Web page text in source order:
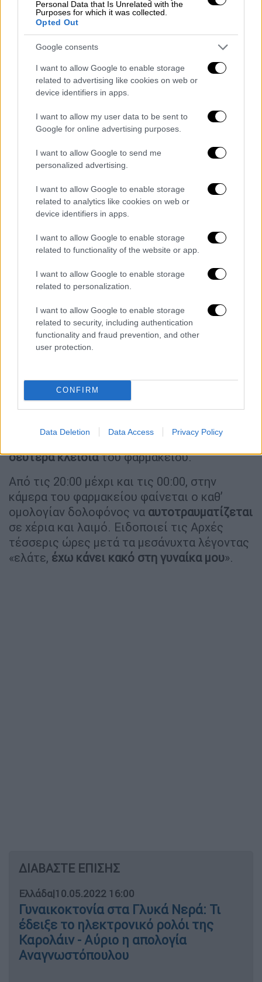
Personal Data that Is Unrelated with the
Purposes for which it was collected.
Opted Out
Google consents
I want to allow Google to enable storage
related to advertising like cookies on web or
device identifiers in apps.
I want to allow my user data to be sent to
Google for online advertising purposes.
I want to allow Google to send me
personalized advertising.
I want to allow Google to enable storage
related to analytics like cookies on web or
device identifiers in apps.
I want to allow Google to enable storage
related to functionality of the website or app.
I want to allow Google to enable storage
related to personalization.
I want to allow Google to enable storage
related to security, including authentication
functionality and fraud prevention, and other
user protection.
CONFIRM
Data Deletion Data Access Privacy Policy
να μπαίνει στον χώρο στις 16:00 της
περασμένης Πέμπτης. Λίγη ώρα μετά το
ζευγάρικαυγαδίζεικαι η κοπέλα φαίνεται να
πηγαίνει στο κουζινάκι του φαρμακείου.
Η επόμενη σκηνή που καταγράφεται στις
17:00 είναι ο δράστης να
του στο δωματιάκι και να τη βάζει
πάνω σε ένα ράντσο. Από τις 17:00 μέχρι και
να ειδοποιήσει τις Αρχές. Επί τρεις ώρες
κοιτά τη νεκρή γυναίκα
σημάδια πανικού.
Στις 17:30 το φαρμακείο έπρεπε να ανοίξει
μήνυμα στην υπάλληλοαπό το κινητό της
συζύγου του για να παραπλανήσει ότι είναι
καλά, σύμφωνα με το Star.
Στις 18:00 ζητά από την υπάλληλο τα
δεύτερα κλειδιάτου φαρμακείου.
Από τις 20:00 μέχρι και τις 00:00, στην
κάμερα του φαρμακείου φαίνεται ο καθ’
ομολογίαν δολοφόνος να αυτοτραυματίζεται
σε χέρια και λαιμό. Ειδοποιεί τις Αρχές
τέσσερις ώρες μετά τα μεσάνυχτα λέγοντας
«ελάτε, έχω κάνει κακό στη γυναίκα μου».
ΔΙΑΒΑΣΤΕ ΕΠΙΣΗΣ
Ελλάδα|10.05.2022 16:00
Γυναικοκτονία στα Γλυκά Νερά: Τι
έδειξε το ηλεκτρονικό ρολόι της
Καρολάιν - Αύριο η απολογία
Αναγνωστόπουλου